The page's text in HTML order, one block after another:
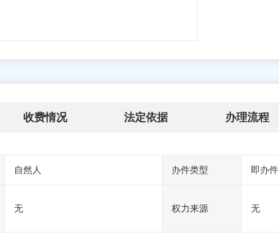
收费情况 法定依据 办理流程
自然人 办件类型 即办件
无 权力来源 无